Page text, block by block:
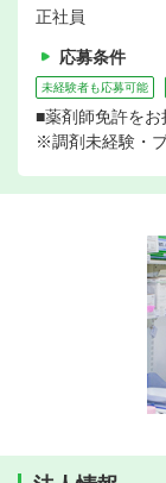
正社員
応募条件
未経験者も応募可能
■薬剤師免許をお
※調剤未経験・